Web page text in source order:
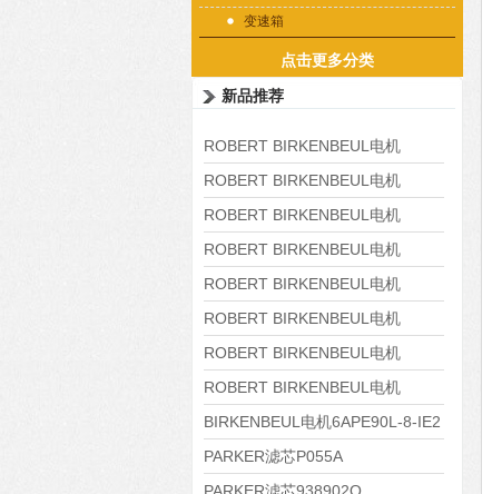
变速箱
点击更多分类
新品推荐
ROBERT BIRKENBEUL电机
8APE225M-4-IE3
ROBERT BIRKENBEUL电机
8APE180L-4 IE3
ROBERT BIRKENBEUL电机
8APE160M-6 IE3
ROBERT BIRKENBEUL电机
8APE160L-4-IE3
ROBERT BIRKENBEUL电机
8APE112M-6K-IE3
ROBERT BIRKENBEUL电机
8APE100L-2 IE3
ROBERT BIRKENBEUL电机
8APE90S-4 IE3
ROBERT BIRKENBEUL电机
8APE80M-2K-IE3
BIRKENBEUL电机6APE90L-8-IE2
PARKER滤芯P055A